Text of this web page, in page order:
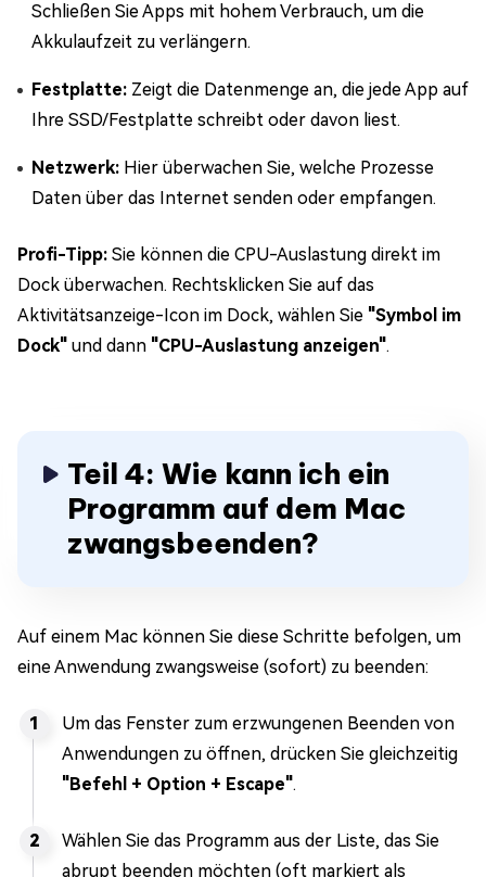
Schließen Sie Apps mit hohem Verbrauch, um die
Akkulaufzeit zu verlängern.
Festplatte: Zeigt die Datenmenge an, die jede App auf
Ihre SSD/Festplatte schreibt oder davon liest.
Netzwerk: Hier überwachen Sie, welche Prozesse
Daten über das Internet senden oder empfangen.
Profi-Tipp: Sie können die CPU-Auslastung direkt im
Dock überwachen. Rechtsklicken Sie auf das
Aktivitätsanzeige-Icon im Dock, wählen Sie "Symbol im
Dock" und dann "CPU-Auslastung anzeigen".
Teil 4: Wie kann ich ein
Programm auf dem Mac
zwangsbeenden?
Auf einem Mac können Sie diese Schritte befolgen, um
eine Anwendung zwangsweise (sofort) zu beenden:
Um das Fenster zum erzwungenen Beenden von
Anwendungen zu öffnen, drücken Sie gleichzeitig
"Befehl + Option + Escape".
Wählen Sie das Programm aus der Liste, das Sie
abrupt beenden möchten (oft markiert als